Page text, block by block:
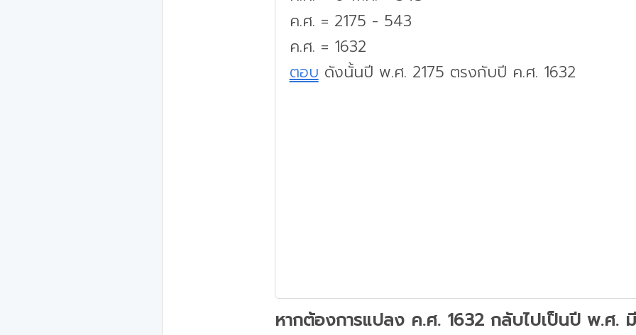
ค.ศ. = 2175 - 543
ค.ศ. = 1632
ตอบ ดังนั้นปี พ.ศ. 2175 ตรงกับปี ค.ศ. 1632
หากต้องการแปลง ค.ศ. 1632 กลับไปเป็นปี พ.ศ.